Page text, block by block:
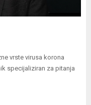
vrste virusa korona
specijaliziran za pitanja